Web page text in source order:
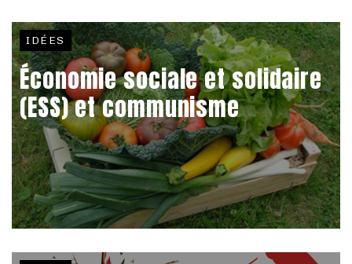
IDÉES
Économie sociale et solidaire
(ESS) et communisme